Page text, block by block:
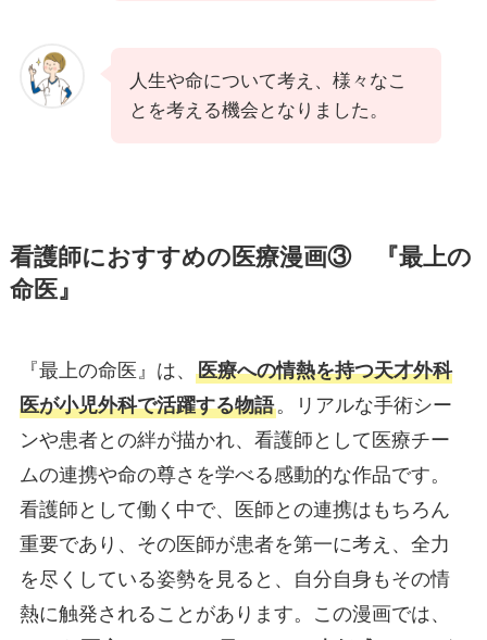
人生や命について考え、様々なこ
とを考える機会となりました。
看護師におすすめの医療漫画③『最上の
命医』
『最上の命医』は、 医療への情熱を持つ天才外科
医が小児外科で活躍する物語。リアルな手術シー
ンや患者との絆が描かれ、看護師として医療チー
ムの連携や命の尊さを学べる感動的な作品です。
看護師として働く中で、医師との連携はもちろん
重要であり、その医師が患者を第一に考え、全力
を尽くしている姿勢を見ると、自分自身もその情
熱に触発されることがあります。この漫画では、